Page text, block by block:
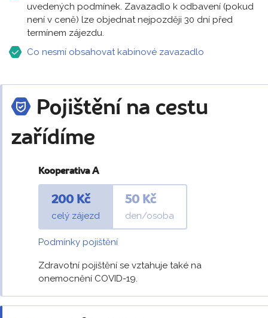
uvedených podmínek. Zavazadlo k odbavení (pokud
není v ceně) lze objednat nejpozději 30 dní před
termínem zájezdu.
Co nesmí obsahovat kabinové zavazadlo
Pojištění na cestu
zařídíme
Kooperativa A
200 Kč
celý zájezd
50 Kč
den/osoba
Podmínky pojištění
Zdravotní pojištění se vztahuje také na
onemocnění COVID-19.